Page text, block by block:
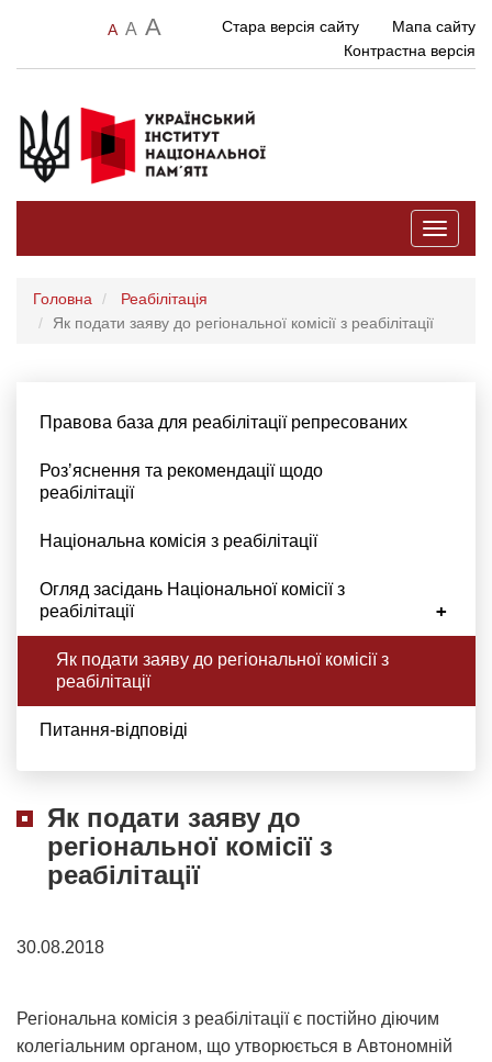
A A A Стара версія сайту
Мапа сайту
Контрастна версія
Toggle
Головна
Реабілітація
Як подати заяву до регіональної комісії з реабілітації
Правова база для реабілітації репресованих
Розʼяснення та рекомендації щодо
реабілітації
Національна комісія з реабілітації
Огляд засідань Національної комісії з
реабілітації
Як подати заяву до регіональної комісії з
реабілітації
Питання-відповіді
Як подати заяву до
регіональної комісії з
реабілітації
30.08.2018
Регіональна комісія з реабілітації є постійно діючим
колегіальним органом, що утворюється в Автономній